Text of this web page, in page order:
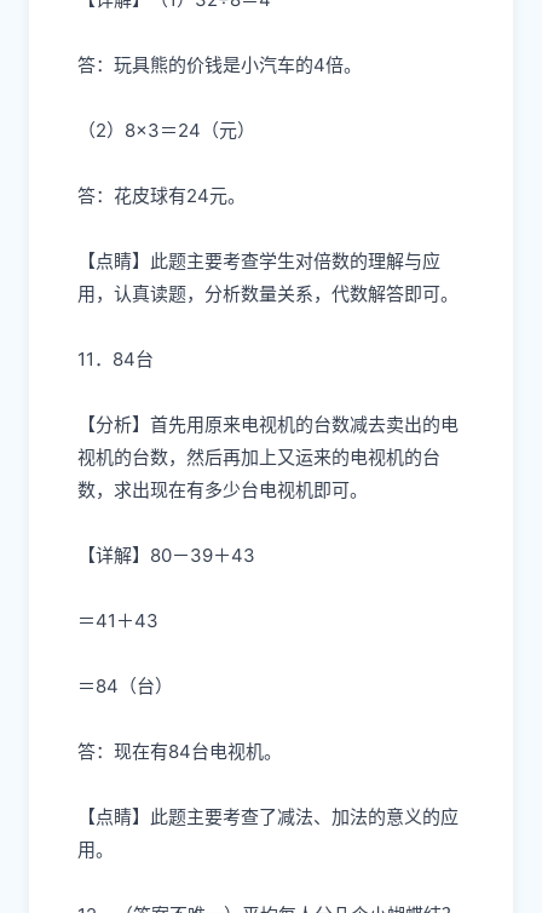
答：玩具熊的价钱是小汽车的4倍。
（2）8×3＝24（元）
答：花皮球有24元。
【点睛】此题主要考查学生对倍数的理解与应
用，认真读题，分析数量关系，代数解答即可。
11．84台
【分析】首先用原来电视机的台数减去卖出的电
视机的台数，然后再加上又运来的电视机的台
数，求出现在有多少台电视机即可。
【详解】80－39＋43
＝41＋43
＝84（台）
答：现在有84台电视机。
【点睛】此题主要考查了减法、加法的意义的应
用。